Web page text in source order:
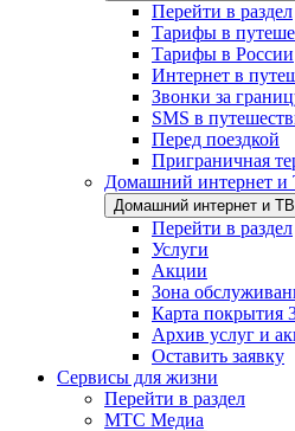
Перейти в раздел
Тарифы в
Тарифы в России
Интернет в
Звонки за
SMS в
Перед поездкой
Приграничная
Домашний интернет и
Домашний интернет и ТВ
Перейти в раздел
Услуги
Акции
Зона
Карта покрытия
Архив услуг и
Оставить заявку
Сервисы для жизни
Перейти в раздел
МТС Медиа